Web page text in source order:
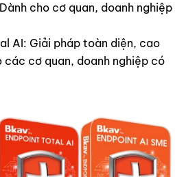
cho cơ quan, doanh nghiệp
AI: Giải pháp toàn diện, cao
các cơ quan, doanh nghiệp có